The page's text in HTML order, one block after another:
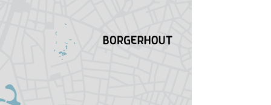
zoals omschreven in
gegevensbescherming